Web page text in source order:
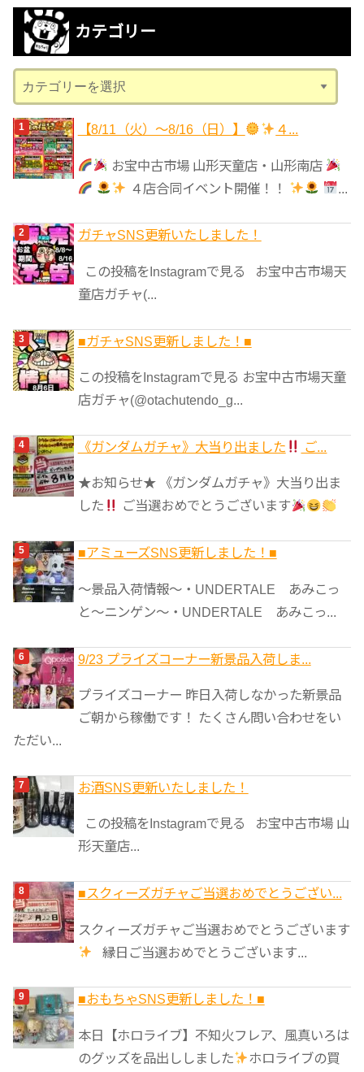
カ
ブ
カテゴリー
テ
ゴ
リ
ー
【8/11（火）～8/16（日）】 ４...
お宝中古市場 山形天童店・山形南店
４店合同イベント開催！！
ガチャSNS更新いたしました！
この投稿をInstagramで見る お宝中古市場天
童店ガチャ(...
■ガチャSNS更新しました！■
この投稿をInstagramで見る お宝中古市場天童
店ガチャ(@otachutendo_g...
《ガンダムガチャ》大当り出ました ご...
★お知らせ★ 《ガンダムガチャ》大当り出ま
した
ご当選おめでとうございます
■アミューズSNS更新しました！■
～景品入荷情報～・UNDERTALE あみこっ
と～ニンゲン～・UNDERTALE あみこっ...
9/23 プライズコーナー新景品入荷しま...
プライズコーナー 昨日入荷しなかった新景品
ご朝から稼働です！ たくさん問い合わせをい
ただい...
お酒SNS更新いたしました！
この投稿をInstagramで見る お宝中古市場 山
形天童店...
■スクィーズガチャご当選おめでとうござい...
スクィーズガチャご当選おめでとうございます
縁日ご当選おめでとうございます...
■おもちゃSNS更新しました！■
本日【ホロライブ】不知火フレア、風真いろは
のグッズを品出ししました
ホロライブの買